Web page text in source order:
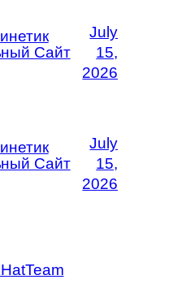
Сайт
July
15,
2026
Сайт
July
15,
2026